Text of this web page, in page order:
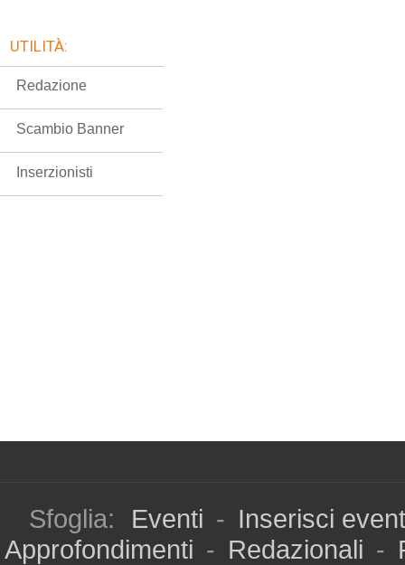
UTILITÀ:
Redazione
Scambio Banner
Inserzionisti
Sfoglia: Eventi - Inserisci
Approfondimenti - Redazionali -